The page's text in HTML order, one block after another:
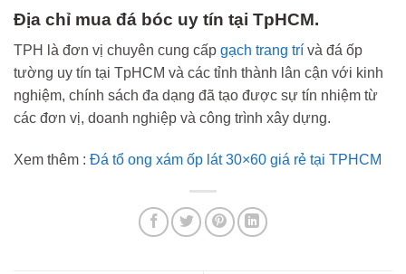
Địa chỉ mua đá bóc uy tín tại TpHCM.
TPH là đơn vị chuyên cung cấp gạch trang trí và đá ốp
tường uy tín tại TpHCM và các tỉnh thành lân cận với kinh
nghiệm, chính sách đa dạng đã tạo được sự tín nhiệm từ
các đơn vị, doanh nghiệp và công trình xây dựng.
Xem thêm : Đá tổ ong xám ốp lát 30×60 giá rẻ tại TPHCM